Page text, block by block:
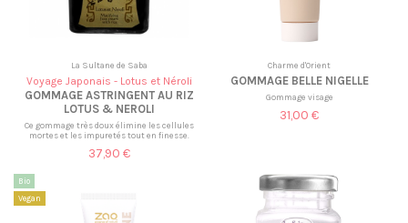
La Sultane de Saba
Voyage Japonais - Lotus et Néroli
GOMMAGE ASTRINGENT AU RIZ
LOTUS & NEROLI
Ce gommage très doux élimine les cellules
mortes et les impuretés tout en finesse.
37,90 €
Charme d'Orient
GOMMAGE BELLE NIGELLE
Gommage visage
31,00 €
Bio
Vegan